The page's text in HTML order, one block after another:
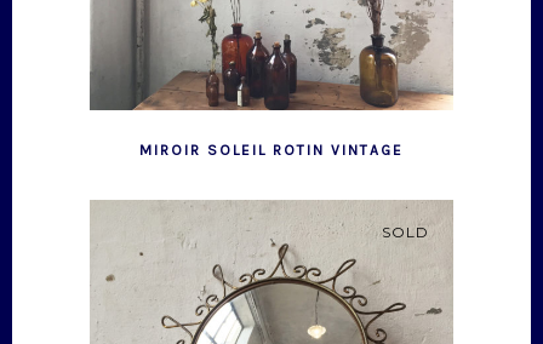
MIROIR SOLEIL ROTIN VINTAGE
SOLD